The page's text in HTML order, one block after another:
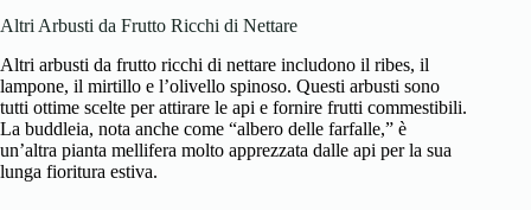
Altri Arbusti da Frutto Ricchi di Nettare
Altri arbusti da frutto ricchi di nettare includono il ribes, il
lampone, il mirtillo e l’olivello spinoso. Questi arbusti sono
tutti ottime scelte per attirare le api e fornire frutti commestibili.
La buddleia, nota anche come “albero delle farfalle,” è
un’altra pianta mellifera molto apprezzata dalle api per la sua
lunga fioritura estiva.